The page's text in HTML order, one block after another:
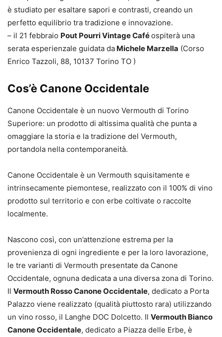
è studiato per esaltare sapori e contrasti, creando un
perfetto equilibrio tra tradizione e innovazione.
– il 21 febbraio Pout Pourri Vintage Caféospiterà una
serata esperienzale guidata da Michele Marzella (Corso
Enrico Tazzoli, 88, 10137 Torino TO )
Cos’è Canone Occidentale
Canone Occidentale è un nuovo Vermouth di Torino
Superiore: un prodotto di altissima qualità che punta a
omaggiare la storia e la tradizione del Vermouth,
portandola nella contemporaneità.
Canone Occidentale è un Vermouth squisitamente e
intrinsecamente piemontese, realizzato con il 100% di vino
prodotto sul territorio e con erbe coltivate o raccolte
localmente.
Nascono così, con un’attenzione estrema per la
provenienza di ogni ingrediente e per la loro lavorazione,
le tre varianti di Vermouth presentate da Canone
Occidentale, ognuna dedicata a una diversa zona di Torino.
Il Vermouth Rosso Canone Occidentale, dedicato a Porta
Palazzo viene realizzato (qualità piuttosto rara) utilizzando
un vino rosso, il Langhe DOC Dolcetto. Il Vermouth Bianco
Canone Occidentale, dedicato a Piazza delle Erbe, è